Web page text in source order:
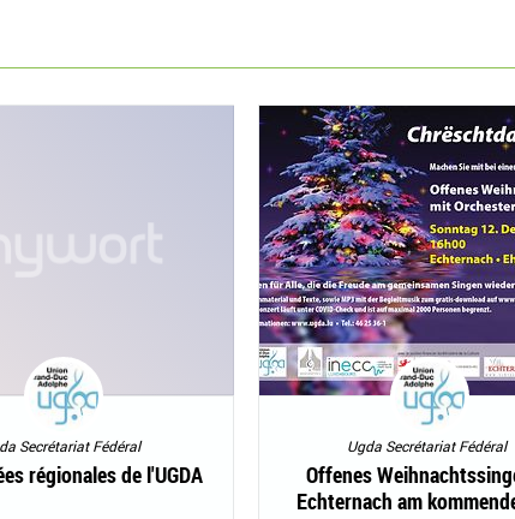
Secrétariat Fédéral
régionales de l'UGDA
Ugda Secrétariat Fédéral
Offenes
Echternach am